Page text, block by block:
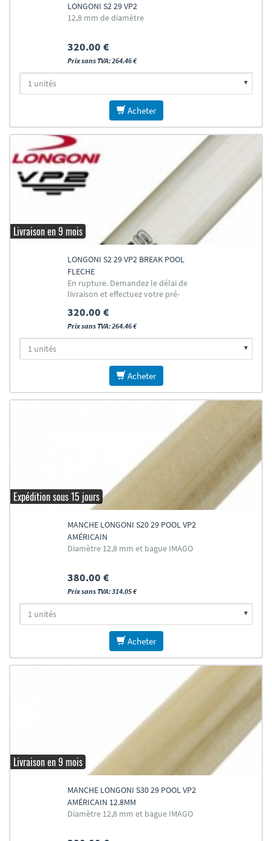
LONGONI S2 29 VP2
12,8 mm de diamètre
320.00 €
Prix sans TVA: 264.46 €
Acheter
Livraison en 9 mois
LONGONI S2 29 VP2 BREAK POOL
FLECHE
En rupture. Demandez le délai de
livraison et effectuez votre pré-
320.00 €
Prix sans TVA: 264.46 €
Acheter
Expédition sous 15 jours
MANCHE LONGONI S20 29 POOL VP2
AMÉRICAIN
Diamètre 12,8 mm et bague IMAGO
380.00 €
Prix sans TVA: 314.05 €
Acheter
Livraison en 9 mois
MANCHE LONGONI S30 29 POOL VP2
AMÉRICAIN 12.8MM
Diamètre 12,8 mm et bague IMAGO